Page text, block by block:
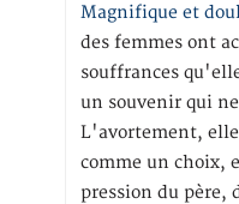
Magnifique et
des femmes ont
souffrances
un souvenir qui
L'avortement,
comme un choix,
pression du père,